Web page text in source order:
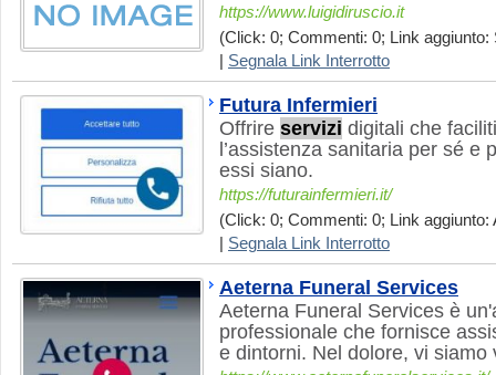
https://www.luigidiruscio.it
(Click: 0; Commenti: 0; Link aggiunto:
Segnala Link Interrotto
Futura Infermieri
Offrire servizi digitali che
l’assistenza sanitaria per sé e
essi siano.
https://futurainfermieri.it/
(Click: 0; Commenti: 0; Link aggiunto:
Segnala Link Interrotto
Aeterna Funeral Services
Aeterna Funeral Services è
professionale che fornisce
e dintorni. Nel dolore, vi